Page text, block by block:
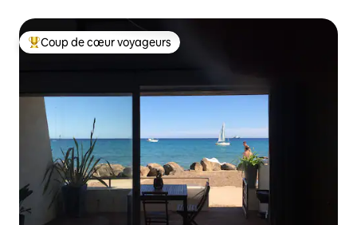
Coup de cœur voyageurs parmi les plus aimés
Coup de cœur voyageurs